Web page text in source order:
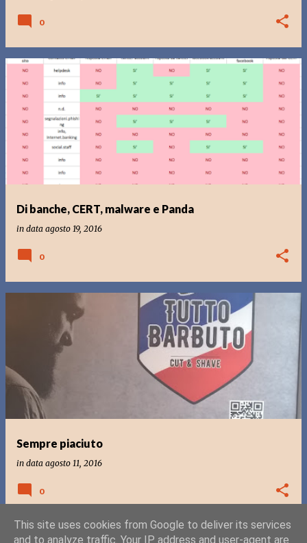
0
Di banche, CERT, malware e Panda
in data agosto 19, 2016
0
Sempre piaciuto
in data agosto 11, 2016
0
This site uses cookies from Google to deliver its services
and to analyze traffic. Your IP address and user-agent are